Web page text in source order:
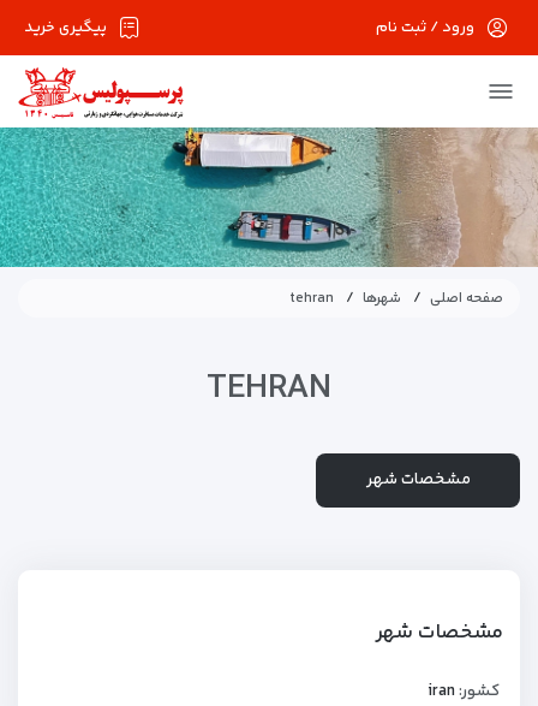
پیگیری خرید ورود / ثبت نام
صفحه اصلی شهرها tehran
TEHRAN
مشخصات شهر
مشخصات شهر
کشور:iran